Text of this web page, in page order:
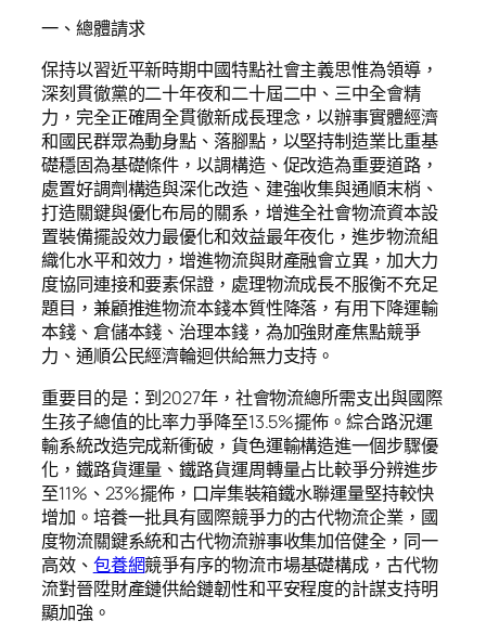
一、總體請求
保持以習近平新時期中國特點社會主義思惟為領導，
深刻貫徹黨的二十年夜和二十屆二中、三中全會精
力，完全正確周全貫徹新成長理念，以辦事實體經濟
和國民群眾為動身點、落腳點，以堅持制造業比重基
礎穩固為基礎條件，以調構造、促改造為重要道路，
處置好調劑構造與深化改造、建強收集與通順末梢、
打造關鍵與優化布局的關系，增進全社會物流資本設
置裝備擺設效力最優化和效益最年夜化，進步物流組
織化水平和效力，增進物流與財產融會立異，加大力
度協同連接和要素保證，處理物流成長不服衡不充足
題目，兼顧推進物流本錢本質性降落，有用下降運輸
本錢、倉儲本錢、治理本錢，為加強財產焦點競爭
力、通順公民經濟輪迴供給無力支持。
重要目的是：到2027年，社會物流總所需支出與國際
生孩子總值的比率力爭降至13.5%擺佈。綜合路況運
輸系統改造完成新衝破，貨色運輸構造進一個步驟優
化，鐵路貨運量、鐵路貨運周轉量占比較爭分辨進步
至11%、23%擺佈，口岸集裝箱鐵水聯運量堅持較快
增加。培養一批具有國際競爭力的古代物流企業，國
度物流關鍵系統和古代物流辦事收集加倍健全，同一
高效、 包養網競爭有序的物流市場基礎構成，古代物
流對晉陞財產鏈供給鏈韌性和平安程度的計謀支持明
顯加強。